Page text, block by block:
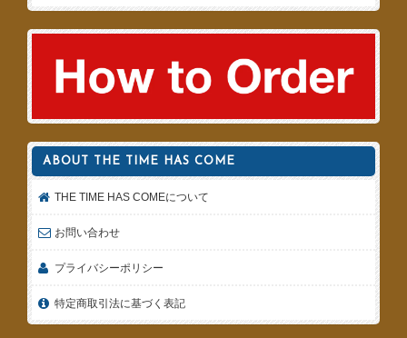
ABOUT THE TIME HAS COME
THE TIME HAS COMEについて
お問い合わせ
プライバシーポリシー
特定商取引法に基づく表記